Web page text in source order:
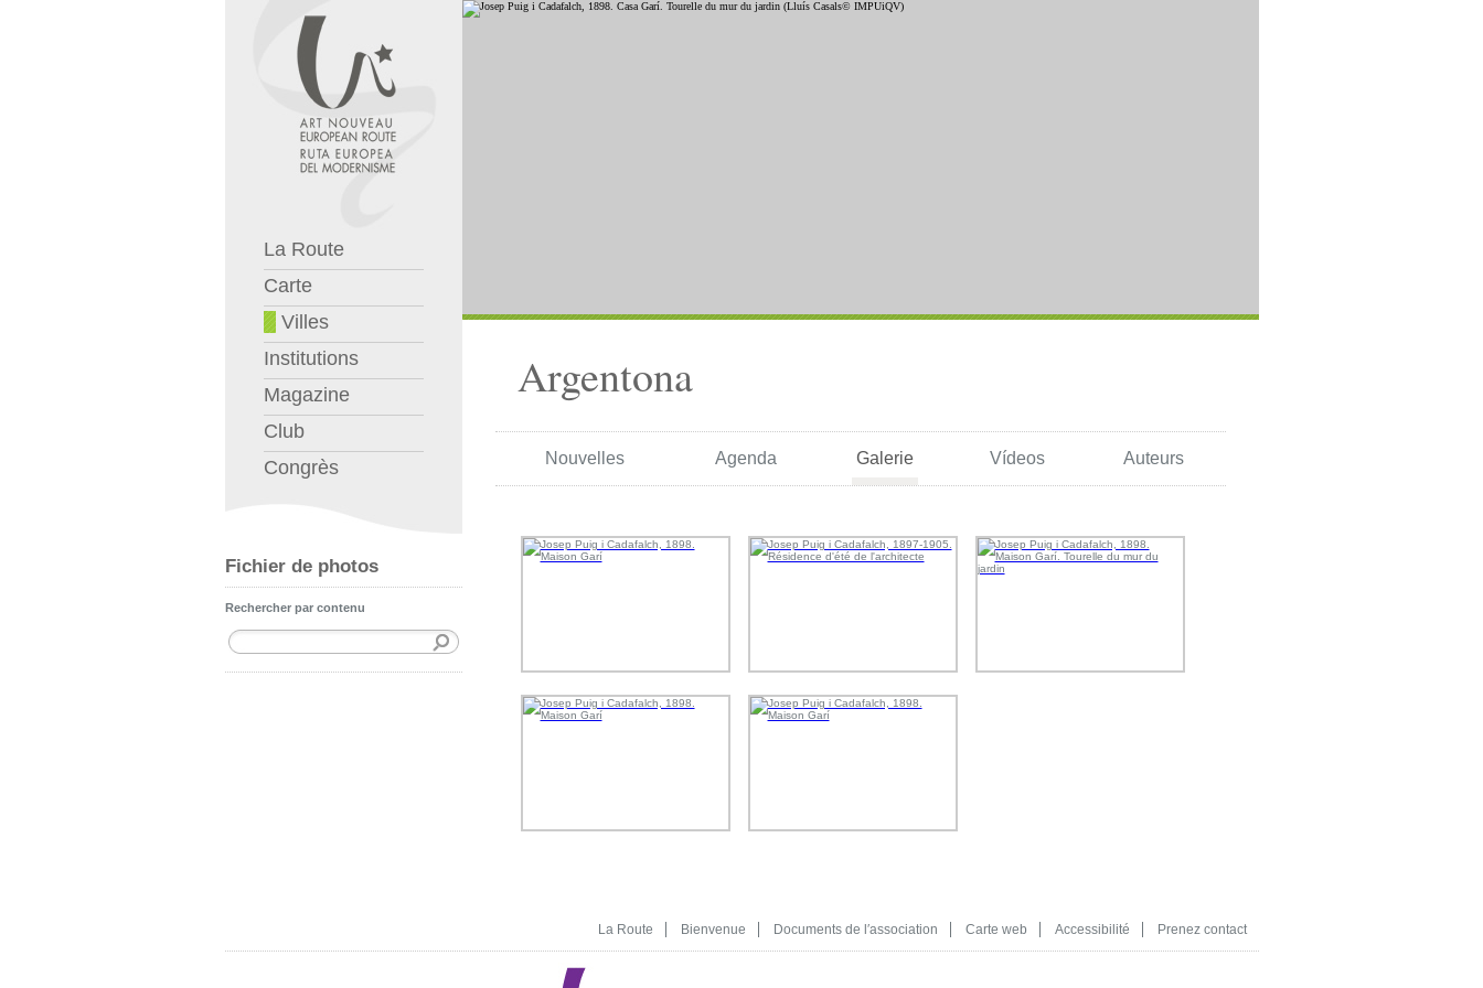
La Route
Carte
Villes
Institutions
Magazine
Club
Congrès
Fichier de photos
Rechercher par contenu
Argentona
Nouvelles Agenda Galerie Vídeos Auteurs
La Route Bienvenue Documents de l′association Carte web Accessibilité Prenez contact